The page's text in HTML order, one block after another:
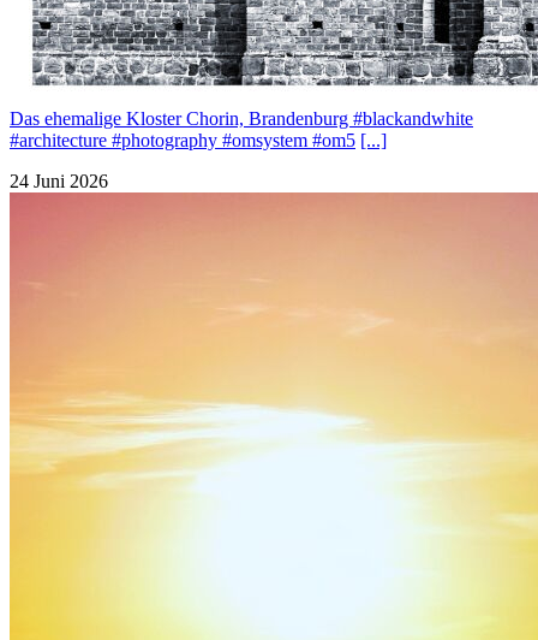
Das ehemalige Kloster Chorin, Brandenburg #blackandwhite
#architecture #photography #omsystem #om5 [...]
24 Juni 2026